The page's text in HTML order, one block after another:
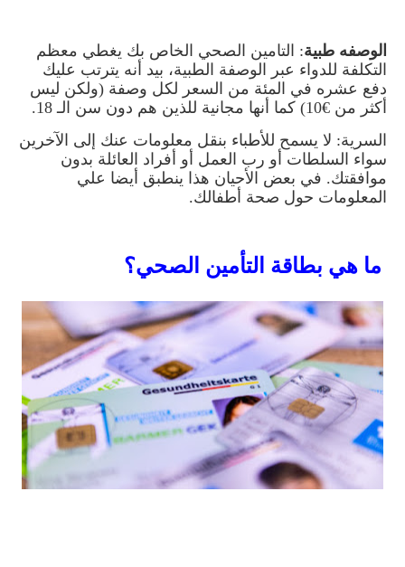
الوصفه طبية: التامين الصحي الخاص بك يغطي معظم
التكلفة للدواء عبر الوصفة الطبية، بيد أنه يترتب عليك
دفع عشره في المئة من السعر لكل وصفة (ولكن ليس
أكثر من €10) كما أنها مجانية للذين هم دون سن الـ 18
.
السرية: لا يسمح للأطباء بنقل معلومات عنك إلى الآخرين
سواء السلطات أو رب العمل أو أفراد العائلة بدون
موافقتك. في بعض الأحيان هذا ينطبق أيضا علي
المعلومات حول صحة أطفالك.
ما هي بطاقة التأمين الصحي؟